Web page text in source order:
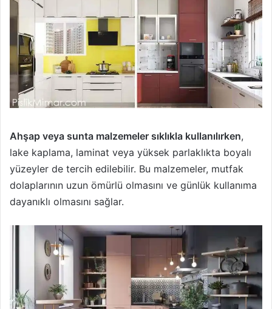
Ahşap veya sunta malzemeler sıklıkla kullanılırken,
lake kaplama, laminat veya yüksek parlaklıkta boyalı
yüzeyler de tercih edilebilir. Bu malzemeler, mutfak
dolaplarının uzun ömürlü olmasını ve günlük kullanıma
dayanıklı olmasını sağlar.